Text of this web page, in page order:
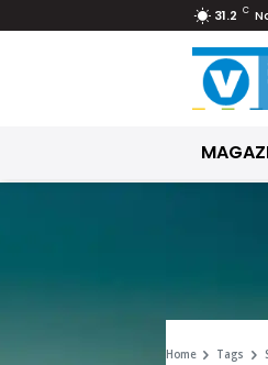
31.2 C
Home Tags